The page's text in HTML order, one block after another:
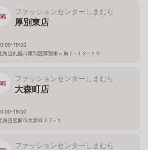
ファッションセンターしまむら
厚別東店
19:00
海道札幌市厚別区厚別東５条７−１２−１０
ファッションセンターしまむら
大森町店
19:00
海道函館市大森町２７−１
ファッションセンターしまむら